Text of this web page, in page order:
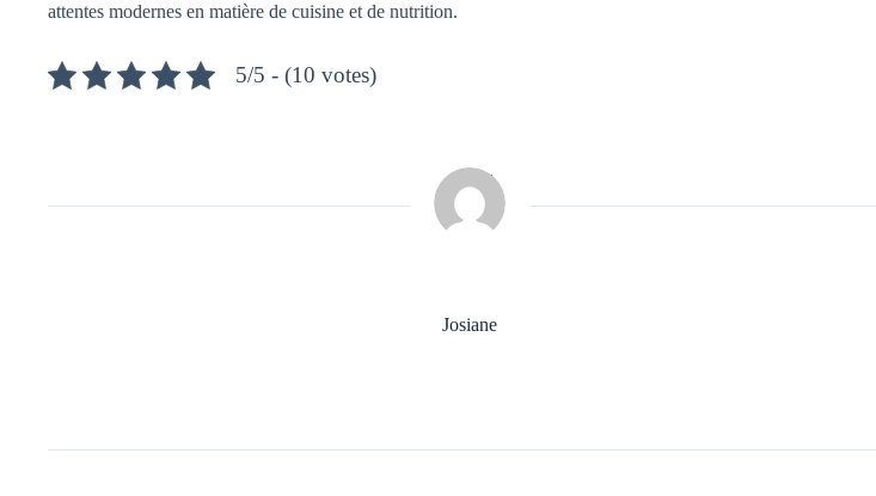
attentes modernes en matière de cuisine et de nutrition.
5/5 - (10 votes)
Josiane